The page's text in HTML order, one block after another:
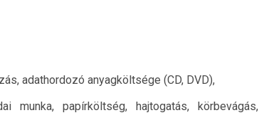
adathordozó anyagköltsége (CD, DVD),
munka, papírköltség, hajtogatás, körbevágás,